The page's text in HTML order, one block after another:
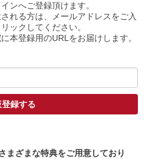
ンへご登録頂けます。
れる方は、メールアドレスをご入
ックしてください。
本登録用のURLをお届けします。
まざまな特典をご用意しており